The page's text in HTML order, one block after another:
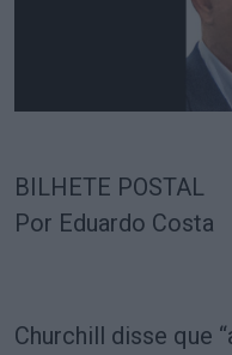
BILHETE POSTAL
Por Eduardo Costa
Churchill disse que